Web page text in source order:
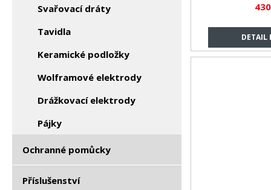
Svařovací dráty
Tavidla
Keramické podložky
Wolframové elektrody
Drážkovací elektrody
Pájky
Ochranné pomůcky
Příslušenství
DETAIL